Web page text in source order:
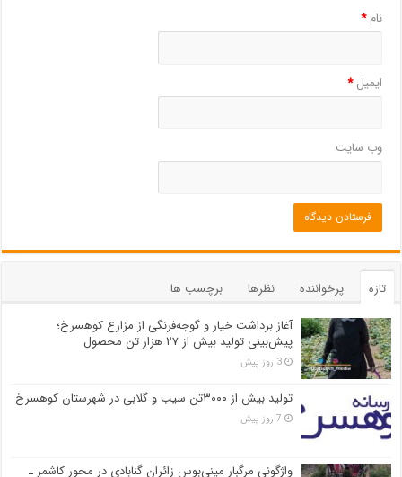
نام*
ایمیل*
وب‌ سایت
تازه پرخواننده نظرها
برچسب ها
آغاز برداشت خیار و گوجه‌فرنگی از مزارع کوهسرخ؛
پیش‌بینی تولید بیش از ۲۷ هزار تن محصول
3 روز پیش
تولید بیش از ۳۰۰۰تن سیب و گلابی در شهرستان کوهسرخ
7 روز پیش
واژگونی مرگبار مینی‌بوس زائران گنابادی در محور کاشمر ـ